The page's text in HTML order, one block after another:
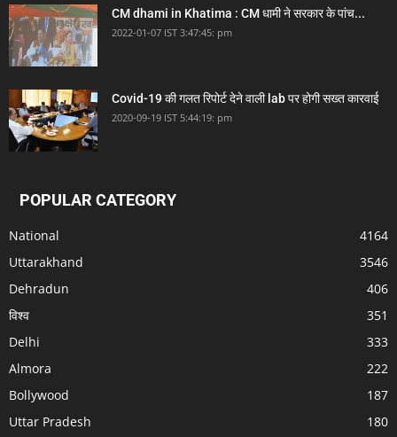
CM dhami in Khatima : CM धामी ने सरकार के पांच...
2022-01-07 IST 3:47:45: pm
Covid-19 की गलत रिपोर्ट देने वाली lab पर होगी सख्त कारवाई
2020-09-19 IST 5:44:19: pm
POPULAR CATEGORY
National
4164
Uttarakhand
3546
Dehradun
406
विश्व
351
Delhi
333
Almora
222
Bollywood
187
Uttar Pradesh
180